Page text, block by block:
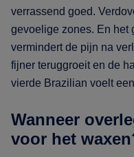
verrassend goed.
gevoelige zones. En het
vermindert de pijn na
fijner teruggroeit en de
vierde Brazilian voelt
Wanneer
voor het